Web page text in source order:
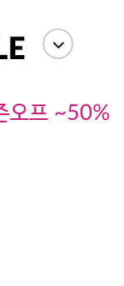
오프 ~50%